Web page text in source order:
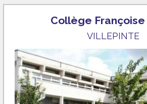
Collège
VILLEPINTE